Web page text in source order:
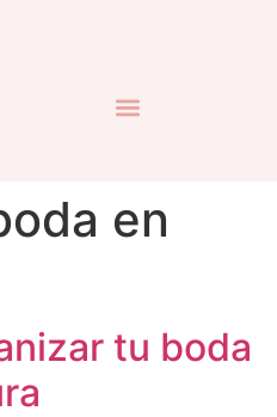
en
tu boda